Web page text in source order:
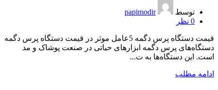
توسط
papimodir
0 نظر
قیمت دستگاه پرس دگمه 5عامل موثر در قیمت دستگاه پرس دگمه
دستگاه‌های پرس دگمه ابزارهای حیاتی در صنعت پوشاک و مد
است. این دستگاه‌ها به ت...
ادامه مطلب